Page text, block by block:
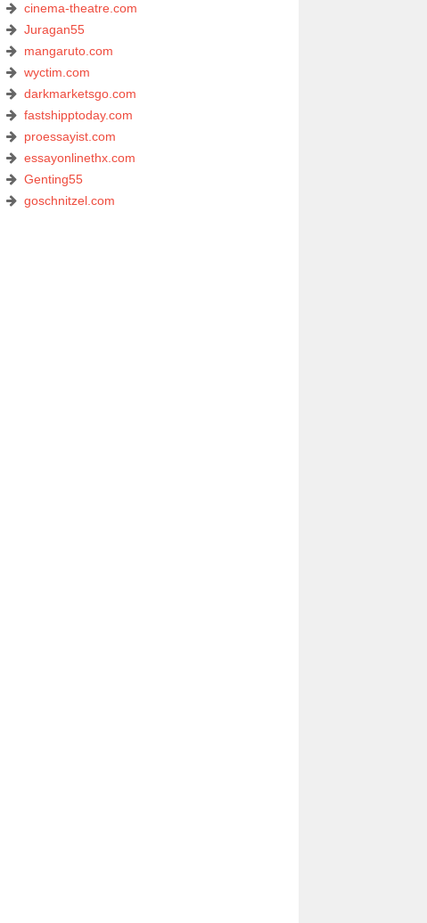
cinema-theatre.com
Juragan55
mangaruto.com
wyctim.com
darkmarketsgo.com
fastshipptoday.com
proessayist.com
essayonlinethx.com
Genting55
goschnitzel.com